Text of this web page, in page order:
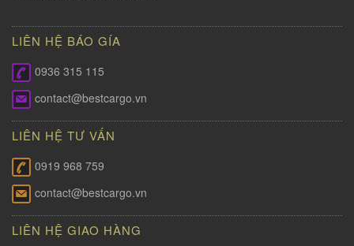
LIÊN HỆ BÁO GÍA
0936 315 115
contact@bestcargo.vn
LIÊN HỆ TƯ VẤN
0919 968 759
contact@bestcargo.vn
LIÊN HỆ GIAO HÀNG